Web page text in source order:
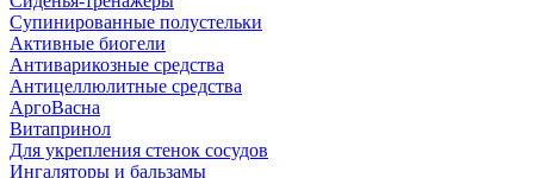
Супинированные полустельки
Активные биогели
Антиварикозные средства
Антицеллюлитные средства
АргоВасна
Витапринол
Для укрепления стенок сосудов
Ингаляторы и бальзамы